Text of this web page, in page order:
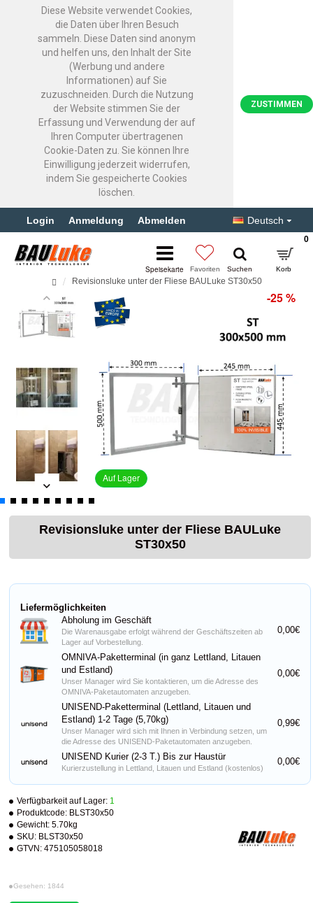
Diese Website verwendet Cookies,
die Daten über Ihren Besuch
sammeln. Diese Daten sind anonym
und helfen uns, den Inhalt der Site
(Werbung und andere
Informationen) auf Sie
zuzuschneiden. Durch die Nutzung
der Website stimmen Sie der
Erfassung und Verwendung der auf
Ihren Computer übertragenen
Cookie-Daten zu. Sie können Ihre
Einwilligung jederzeit widerrufen,
indem Sie gespeicherte Cookies
löschen.
ZUSTIMMEN
Login Anmeldung Abmelden Deutsch
0
Revisionsluke unter der Fliese BAULuke ST30x50
Auf Lager
-25 %
Revisionsluke unter der Fliese BAULuke
ST30x50
Verfügbarkeit auf Lager: 1
Produktcode: BLST30x50
Gewicht: 5.70kg
SKU: BLST30x50
GTVN: 475105058018
Gesehen: 1844
Liefermöglichkeiten
Abholung im Geschäft
Die Warenausgabe erfolgt während der Geschäftszeiten ab
Lager auf Vorbestellung.
0,00€
OMNIVA-Paketterminal (in ganz Lettland, Litauen
und Estland)
Unser Manager wird Sie kontaktieren, um die Adresse des
OMNIVA-Paketautomaten anzugeben.
0,00€
UNISEND-Paketterminal (Lettland, Litauen und
Estland) 1-2 Tage (5,70kg)
Unser Manager wird sich mit Ihnen in Verbindung setzen, um
die Adresse des UNISEND-Paketautomaten anzugeben.
0,99€
UNISEND Kurier (2-3 T.) Bis zur Haustür
Kurierzustellung in Lettland, Litauen und Estland (kostenlos)
0,00€